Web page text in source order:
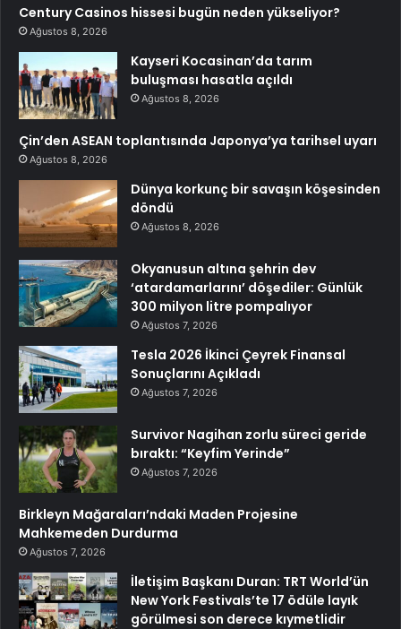
Century Casinos hissesi bugün neden yükseliyor?
Ağustos 8, 2026
Kayseri Kocasinan’da tarım
buluşması hasatla açıldı
Ağustos 8, 2026
Çin’den ASEAN toplantısında Japonya’ya tarihsel uyarı
Ağustos 8, 2026
Dünya korkunç bir savaşın köşesinden
döndü
Ağustos 8, 2026
Okyanusun altına şehrin dev
‘atardamarlarını’ döşediler: Günlük
300 milyon litre pompalıyor
Ağustos 7, 2026
Tesla 2026 İkinci Çeyrek Finansal
Sonuçlarını Açıkladı
Ağustos 7, 2026
Survivor Nagihan zorlu süreci geride
bıraktı: “Keyfim Yerinde”
Ağustos 7, 2026
Birkleyn Mağaraları’ndaki Maden Projesine
Mahkemeden Durdurma
Ağustos 7, 2026
İletişim Başkanı Duran: TRT World’ün
New York Festivals’te 17 ödüle layık
görülmesi son derece kıymetlidir